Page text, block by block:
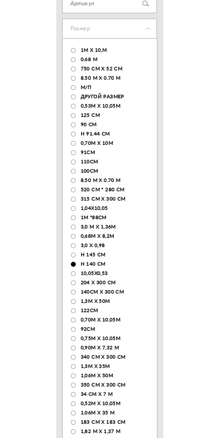
Размер
1М Х 10,М
0.68 M
750 CM X 52 CM
8.50 М X 0.70 М
М/П
ДРУГОЙ РАЗМЕР
0,53М Х 10,05М
125 CM
90 СМ
H 91.44 CM
0,70М Х 10М
91СМ
110CM
100CM
8.50 M X 0.70 M
520 СМ * 280 СМ
315 CM X 300 CM
1,04X10,05
1М *88СМ
3,0 М Х 1,36М
0,68М Х 8,2М
3,0 Х 0,98
H 145 CM
H 140 CM
10,05Х0,53
204 Х 300 СМ
140CM X 300 CM
1,3М Х 50М
122СМ
0,70М Х 10,05М
92CM
0,75М Х 10,05М
0,90М Х 7,32 М
340 CM X 300 CM
1,3M X 35M
1,06M X 50M
350 CM X 300 CM
34 CM X 7 M
0,52М Х 10,05М
1.06M X 35 M
183 СМ Х 183 СМ
1,82 М Х 1,37 М